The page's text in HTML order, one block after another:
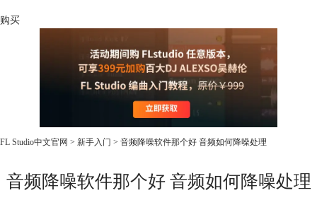
购买
FL Studio中文官网 > 新手入门 > 音频降噪软件那个好 音频如何降噪处理
音频降噪软件那个好 音频如何降噪处理